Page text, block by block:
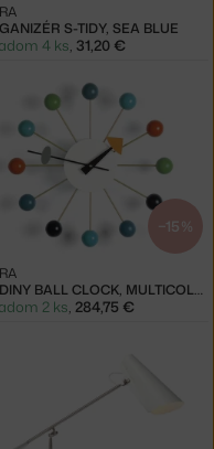
S-TIDY, SEA BLUE
4 ks, 31,20 €
−15 %
HODINY BALL CLOCK, MULTICOLOR
2 ks, 284,75 €